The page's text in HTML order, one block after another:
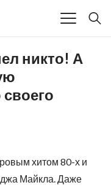
никто! А
хитом 80-х и
Майкла. Даже